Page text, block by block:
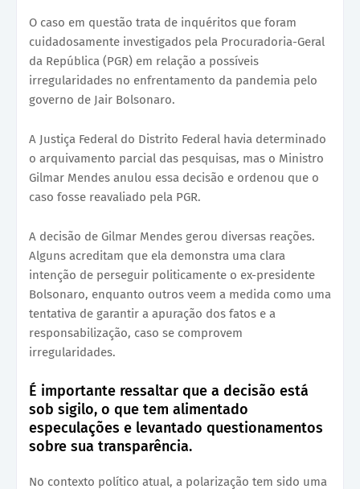
O caso em questão trata de inquéritos que foram
cuidadosamente investigados pela Procuradoria-Geral
da República (PGR) em relação a possíveis
irregularidades no enfrentamento da pandemia pelo
governo de Jair Bolsonaro.
A Justiça Federal do Distrito Federal havia determinado
o arquivamento parcial das pesquisas, mas o Ministro
Gilmar Mendes anulou essa decisão e ordenou que o
caso fosse reavaliado pela PGR.
A decisão de Gilmar Mendes gerou diversas reações.
Alguns acreditam que ela demonstra uma clara
intenção de perseguir politicamente o ex-presidente
Bolsonaro, enquanto outros veem a medida como uma
tentativa de garantir a apuração dos fatos e a
responsabilização, caso se comprovem
irregularidades.
É importante ressaltar que a decisão está
sob sigilo, o que tem alimentado
especulações e levantado questionamentos
sobre sua transparência.
No contexto político atual, a polarização tem sido uma